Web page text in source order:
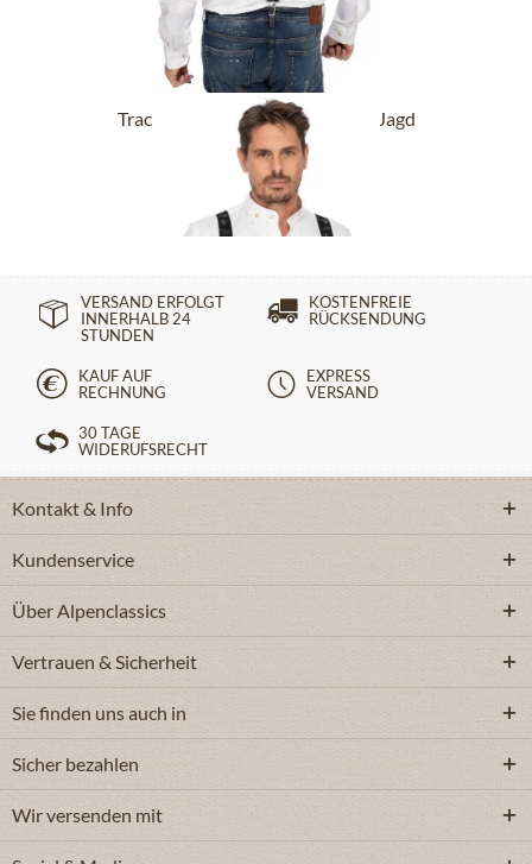
Trachtenhosenträger HOT-721-Jagd
schwarz
44,90 €
VERSAND ERFOLGT
INNERHALB 24
STUNDEN
KOSTENFREIE
RÜCKSENDUNG
KAUF AUF
RECHNUNG
EXPRESS
VERSAND
30 TAGE
WIDERUFSRECHT
Kontakt & Info
Kundenservice
Über Alpenclassics
Vertrauen & Sicherheit
Sie finden uns auch in
Sicher bezahlen
Wir versenden mit